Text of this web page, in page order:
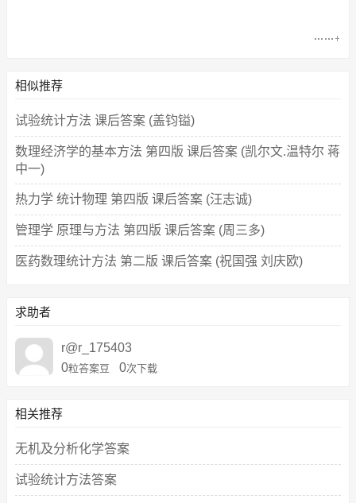
相似推荐
试验统计方法 课后答案 (盖钧镒)
数理经济学的基本方法 第四版 课后答案 (凯尔文.温特尔 蒋
中一)
热力学 统计物理 第四版 课后答案 (汪志诚)
管理学 原理与方法 第四版 课后答案 (周三多)
医药数理统计方法 第二版 课后答案 (祝国强 刘庆欧)
求助者
r@r_175403
0粒答案豆 0次下载
相关推荐
无机及分析化学答案
试验统计方法答案